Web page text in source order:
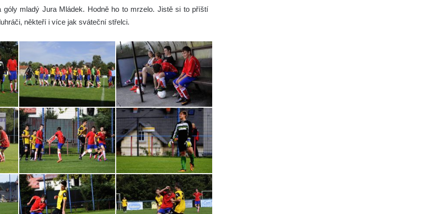
mladý Jura Mládek. Hodně ho to mrzelo. Jistě si to příští
někteří i více jak sváteční střelci.